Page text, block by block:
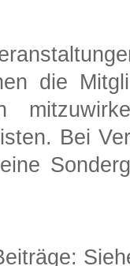
die
Bei